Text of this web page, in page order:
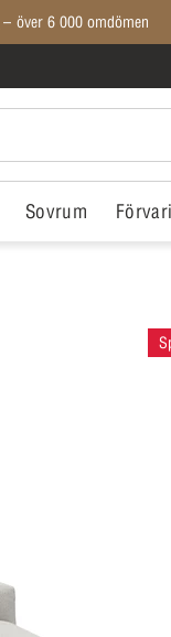
– över 6 000 omdömen
Sovrum